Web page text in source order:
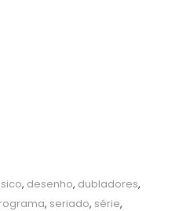
, desenho, dubladores,
, seriado, série,